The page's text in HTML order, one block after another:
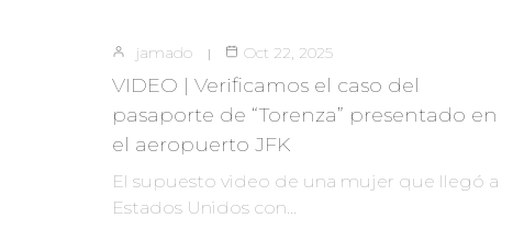
jamado Oct 22, 2025
VIDEO | Verificamos el caso del
pasaporte de “Torenza” presentado en
el aeropuerto JFK
El supuesto video de una mujer que llegó a
Estados Unidos con…